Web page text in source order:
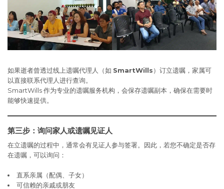
如果逝者曾透过线上遗嘱代理人（如 SmartWills）订立遗嘱，家属可
以直接联系代理人进行查询。
SmartWills 作为专业的遗嘱服务机构，会保存遗嘱副本，确保在需要时
能够快速提供。
第三步：询问家人或遗嘱见证人
在立遗嘱的过程中，通常会有见证人参与签署。因此，若您不确定是否存
在遗嘱，可以询问：
直系亲属（配偶、子女）
可信赖的亲戚或朋友